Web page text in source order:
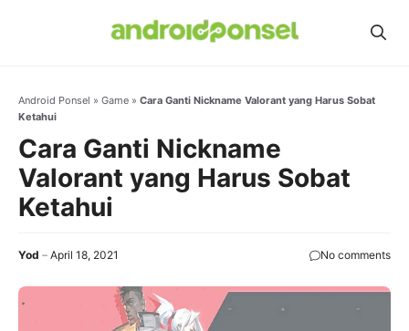
Android Ponsel » Game » Cara Ganti Nickname Valorant yang Harus Sobat
Ketahui
Cara Ganti Nickname
Valorant yang Harus Sobat
Ketahui
Yod April 18, 2021 No comments